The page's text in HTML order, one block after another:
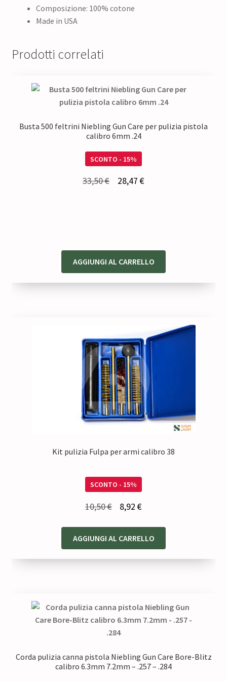
Composizione: 100% cotone
Made in USA
Prodotti correlati
Busta 500 feltrini Niebling Gun Care per pulizia pistola
calibro 6mm .24
SCONTO - 15%
33,50€ 28,47 €Il
AGGIUNGI AL CARRELLO
Kit pulizia Fulpa per armi calibro 38
SCONTO - 15%
10,50€
originale
era:
8,92€Il
attuale
è:
AGGIUNGI AL CARRELLO
Corda pulizia canna pistola Niebling Gun Care Bore-Blitz
calibro 6.3mm 7.2mm – .257 – .284